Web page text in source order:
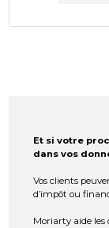
Et si votre
dans vos
Vos clients
d’impôt ou
Moriarty aide les